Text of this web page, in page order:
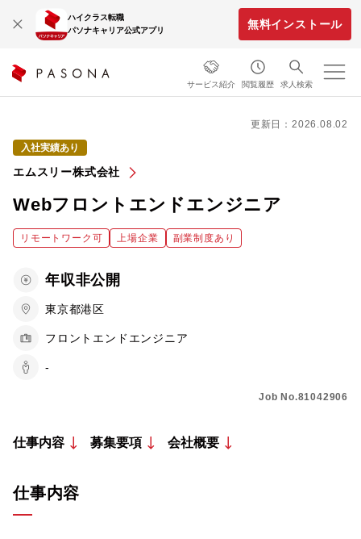
ハイクラス転職
パソナキャリア公式アプリ
無料インストール
サービス紹介 閲覧履歴 求人検索
更新日：2026.08.02
入社実績あり
エムスリー株式会社
Webフロントエンドエンジニア
リモートワーク可 上場企業 副業制度あり
年収非公開
東京都港区
フロントエンドエンジニア
-
Job No.81042906
仕事内容 募集要項 会社概要
仕事内容